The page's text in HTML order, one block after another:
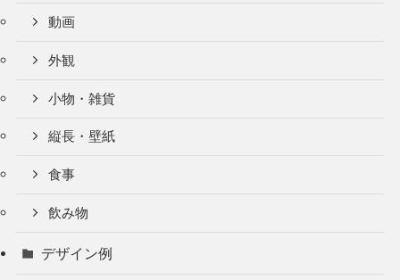
動画
外観
小物・雑貨
縦長・壁紙
食事
飲み物
デザイン例